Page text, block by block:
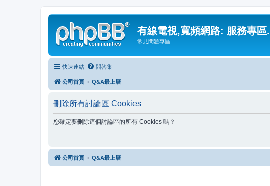
有線電視,寬頻網路: 服務專區.
常見問題專區
快速連結 問答集
公司首頁 Q&A最上層
刪除所有討論區 Cookies
您確定要刪除這個討論區的所有 Cookies 嗎？
公司首頁 Q&A最上層